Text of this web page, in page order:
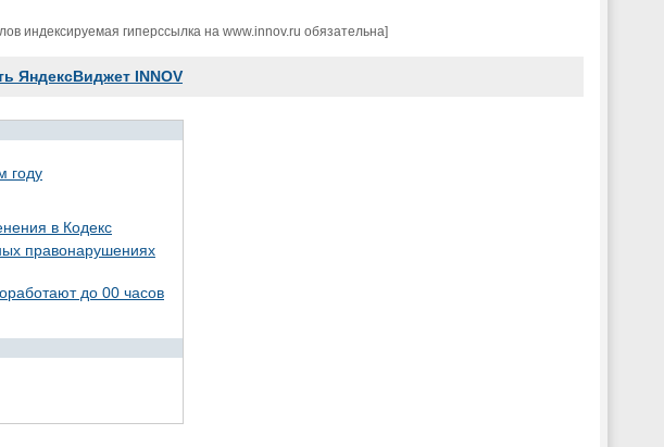
индексируемая гиперссылка на www.innov.ru обязательна]
ЯндексВиджет INNOV
году
в Кодекс
правонарушениях
до 00 часов